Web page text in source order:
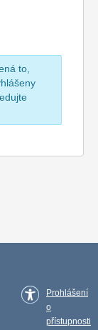
to,
Prohlášení
o
přístupnosti